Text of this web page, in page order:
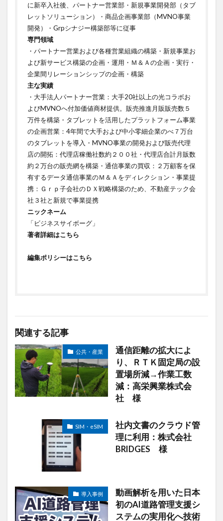
に新卒入社後、パートナー営業部・新規事業開発部（タブ
レットソリューション）・商品企画事業部（MVNO事業
開発）・Grpシナジー構築部等に従事
専門領域
・パートナー営業および各種営業組織の構築・新規事業お
よび新サービス構築の企画・運用・Ｍ＆Ａの企画・実行・
企業間リレーションシップの企画・構築ㅤㅤㅤㅤㅤㅤㅤㅤ
主な実績
・大手法人パートナー営業：大手20社以上の光コラボお
よびMVNOへ付加価値商材提供。販売推進月販販売数５
万件を構築・タブレットを活用したプラットフォーム事業
の企画営業：4年間で大手および中小零細企業のべ７万台
のタブレットを導入・MVNO事業の開発および販売代理
店の開拓：代理店稼働社数約２００社・代理店合計月販数
約２万台の販売網を構築・通信事業の買収：２万顧客を保
有するデータ通信事業のＭ＆Ａをディレクション・事業提
携：Ｇｒｐ子会社のＤＸ戦略構築のため、不動産テック会
社３社と新規で事業提携
ニックネーム
「ビジネスサイボーグ」
著者詳細はこちら
編集ポリシーはこちら
関連する記事
公共・産業
通信距離の拡大によ
り、ＲＴＫ固定局の設
置場所減→作業工数
減：高栄興業株式会
社 様
SIM・eSIM
社内文書のクラウド管
理に利用：株式会社
BRIDGES 様
導入事例
動画解析を用いた日本
初のAI道路管理支援シ
ステムの実用化へ技術